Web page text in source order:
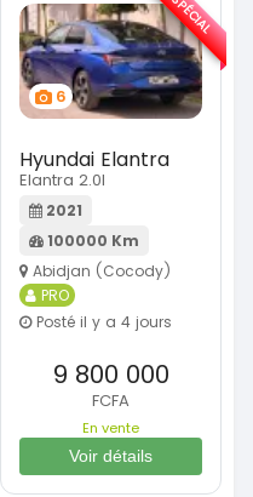
6
Hyundai Elantra
Elantra 2.0l
2021
100000 Km
Abidjan (Cocody)
PRO
Posté il y a 4 jours
9 800 000
FCFA
En vente
Voir détails
SPÉCIAL